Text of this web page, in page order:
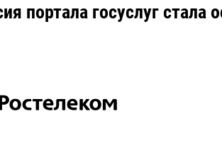
портала госуслуг стала